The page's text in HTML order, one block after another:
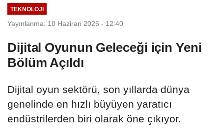
TEKNOLOJİ
Yayınlanma: 10 Haziran 2026 - 12:40
Dijital Oyunun Geleceği için Yeni
Bölüm Açıldı
Dijital oyun sektörü, son yıllarda dünya
genelinde en hızlı büyüyen yaratıcı
endüstrilerden biri olarak öne çıkıyor.